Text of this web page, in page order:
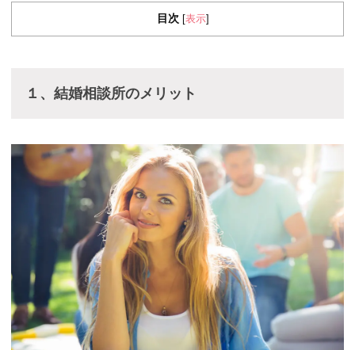
目次 表示
１、結婚相談所のメリット